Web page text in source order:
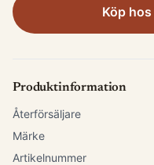
Köp hos
Produktinformation
Återförsäljare
Märke
Artikelnummer